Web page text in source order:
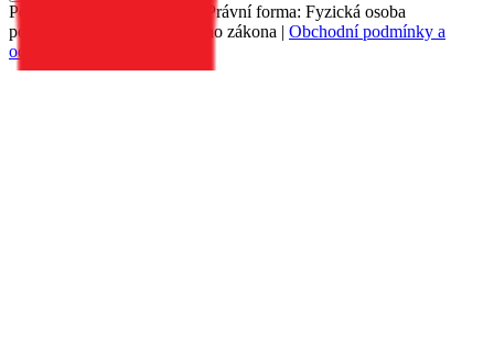
Petr Matyáš, IČ: 00705331, Právní forma: Fyzická osoba
podnikající dle živnostenského zákona | Obchodní podmínky a
ochrana osobních údajů